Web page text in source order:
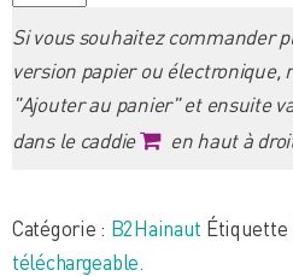
de
B2Hainaut
n°
50
-
Hainaut:
la
Si vous souhaitez commander
version papier ou
"Ajouter au panier" et ensuite
dans le caddie
en haut à
Catégorie : B2Hainaut Étiquette
téléchargeable.